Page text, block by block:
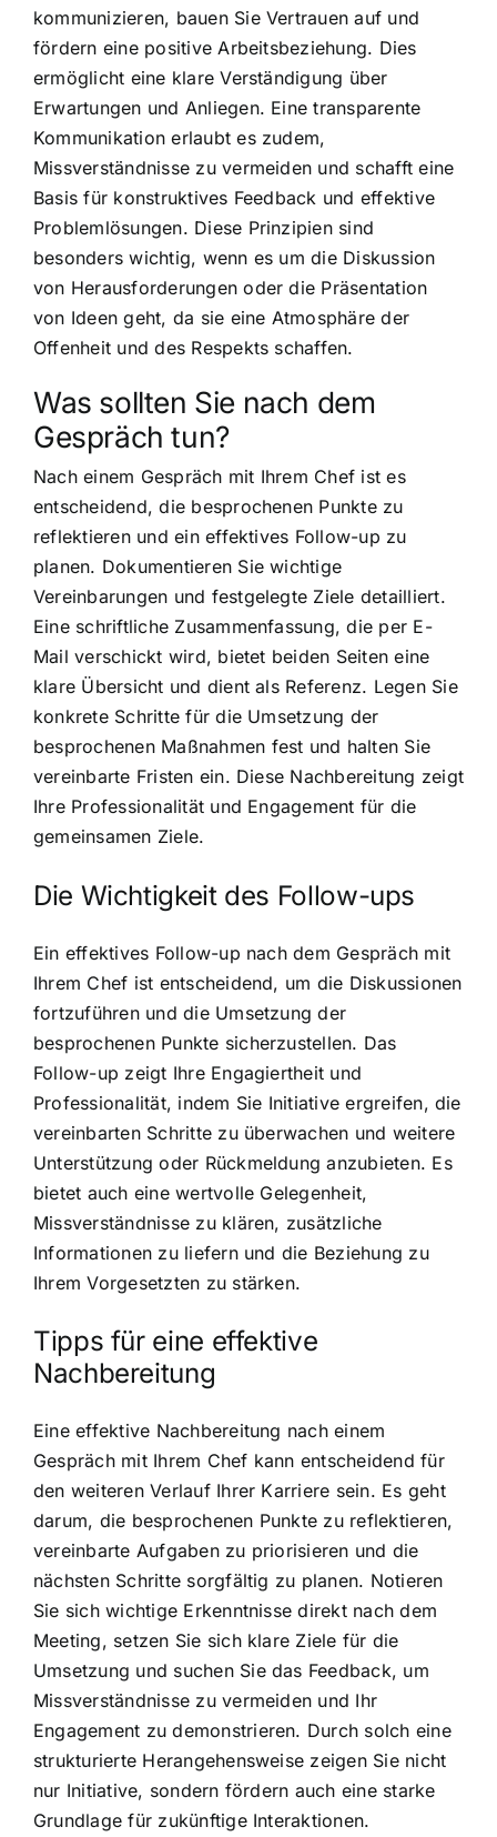
kommunizieren, bauen Sie Vertrauen auf und
fördern eine positive Arbeitsbeziehung. Dies
ermöglicht eine klare Verständigung über
Erwartungen und Anliegen. Eine transparente
Kommunikation erlaubt es zudem,
Missverständnisse zu vermeiden und schafft eine
Basis für konstruktives Feedback und effektive
Problemlösungen. Diese Prinzipien sind
besonders wichtig, wenn es um die Diskussion
von Herausforderungen oder die Präsentation
von Ideen geht, da sie eine Atmosphäre der
Offenheit und des Respekts schaffen.
Was sollten Sie nach dem
Gespräch tun?
Nach einem Gespräch mit Ihrem Chef ist es
entscheidend, die besprochenen Punkte zu
reflektieren und ein effektives Follow-up zu
planen. Dokumentieren Sie wichtige
Vereinbarungen und festgelegte Ziele detailliert.
Eine schriftliche Zusammenfassung, die per E-
Mail verschickt wird, bietet beiden Seiten eine
klare Übersicht und dient als Referenz. Legen Sie
konkrete Schritte für die Umsetzung der
besprochenen Maßnahmen fest und halten Sie
vereinbarte Fristen ein. Diese Nachbereitung zeigt
Ihre Professionalität und Engagement für die
gemeinsamen Ziele.
Die Wichtigkeit des Follow-ups
Ein effektives Follow-up nach dem Gespräch mit
Ihrem Chef ist entscheidend, um die Diskussionen
fortzuführen und die Umsetzung der
besprochenen Punkte sicherzustellen. Das
Follow-up zeigt Ihre Engagiertheit und
Professionalität, indem Sie Initiative ergreifen, die
vereinbarten Schritte zu überwachen und weitere
Unterstützung oder Rückmeldung anzubieten. Es
bietet auch eine wertvolle Gelegenheit,
Missverständnisse zu klären, zusätzliche
Informationen zu liefern und die Beziehung zu
Ihrem Vorgesetzten zu stärken.
Tipps für eine effektive
Nachbereitung
Eine effektive Nachbereitung nach einem
Gespräch mit Ihrem Chef kann entscheidend für
den weiteren Verlauf Ihrer Karriere sein. Es geht
darum, die besprochenen Punkte zu reflektieren,
vereinbarte Aufgaben zu priorisieren und die
nächsten Schritte sorgfältig zu planen. Notieren
Sie sich wichtige Erkenntnisse direkt nach dem
Meeting, setzen Sie sich klare Ziele für die
Umsetzung und suchen Sie das Feedback, um
Missverständnisse zu vermeiden und Ihr
Engagement zu demonstrieren. Durch solch eine
strukturierte Herangehensweise zeigen Sie nicht
nur Initiative, sondern fördern auch eine starke
Grundlage für zukünftige Interaktionen.